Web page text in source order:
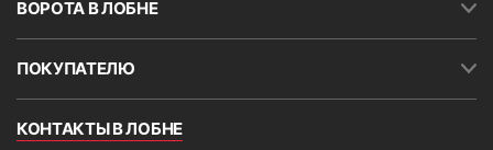
ВОРОТА В ЛОБНЕ
ПОКУПАТЕЛЮ
КОНТАКТЫ В ЛОБНЕ